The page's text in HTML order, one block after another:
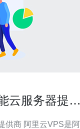
云服务器提供
是阿